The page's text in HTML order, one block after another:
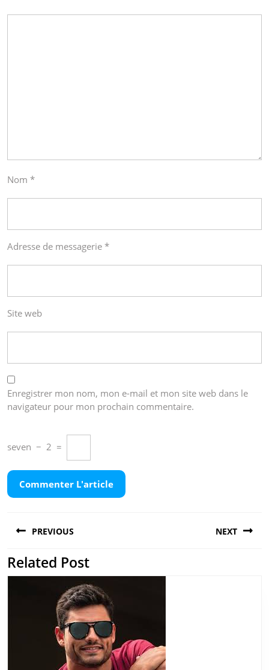
Nom *
Adresse de messagerie *
Site web
Enregistrer mon nom, mon e-mail et mon site web dans le
navigateur pour mon prochain commentaire.
seven − 2 =
de
l’article
PREVIOUS
Previous
post:
NEXT
post:
Related Post